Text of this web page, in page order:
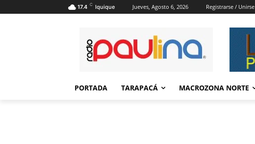
17.4 C Iquique Jueves, Agosto 6, 2026 Registrarse / Unirse
PORTADA TARAPACÁ MACROZONA NORTE